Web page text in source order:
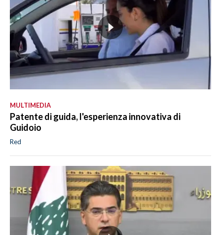
MULTIMEDIA
Patente di guida, l'esperienza innovativa di
Guidoio
Red